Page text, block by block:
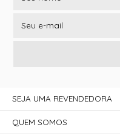
SEJA UMA REVENDEDORA
QUEM SOMOS